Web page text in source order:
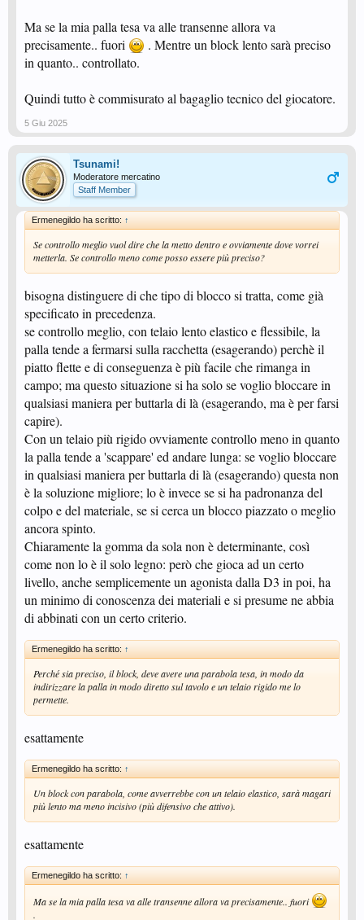
Ma se la mia palla tesa va alle transenne allora va
precisamente.. fuori
. Mentre un block lento sarà preciso
in quanto.. controllato.
Quindi tutto è commisurato al bagaglio tecnico del giocatore.
5 Giu 2025
Tsunami!
Moderatore mercatino
Staff Member
Ermenegildo ha scritto: ↑
Se controllo meglio vuol dire che la metto dentro e ovviamente dove vorrei
metterla. Se controllo meno come posso essere più preciso?
bisogna distinguere di che tipo di blocco si tratta, come già
specificato in precedenza.
se controllo meglio, con telaio lento elastico e flessibile, la
palla tende a fermarsi sulla racchetta (esagerando) perchè il
piatto flette e di conseguenza è più facile che rimanga in
campo; ma questo situazione si ha solo se voglio bloccare in
qualsiasi maniera per buttarla di là (esagerando, ma è per farsi
capire).
Con un telaio più rigido ovviamente controllo meno in quanto
la palla tende a 'scappare' ed andare lunga: se voglio bloccare
in qualsiasi maniera per buttarla di là (esagerando) questa non
è la soluzione migliore; lo è invece se si ha padronanza del
colpo e del materiale, se si cerca un blocco piazzato o meglio
ancora spinto.
Chiaramente la gomma da sola non è determinante, così
come non lo è il solo legno: però che gioca ad un certo
livello, anche semplicemente un agonista dalla D3 in poi, ha
un minimo di conoscenza dei materiali e si presume ne abbia
di abbinati con un certo criterio.
Ermenegildo ha scritto: ↑
Perché sia preciso, il block, deve avere una parabola tesa, in modo da
indirizzare la palla in modo diretto sul tavolo e un telaio rigido me lo
permette.
esattamente
Ermenegildo ha scritto: ↑
Un block con parabola, come avverrebbe con un telaio elastico, sarà magari
più lento ma meno incisivo (più difensivo che attivo).
esattamente
Ermenegildo ha scritto: ↑
Ma se la mia palla tesa va alle transenne allora va precisamente.. fuori
.